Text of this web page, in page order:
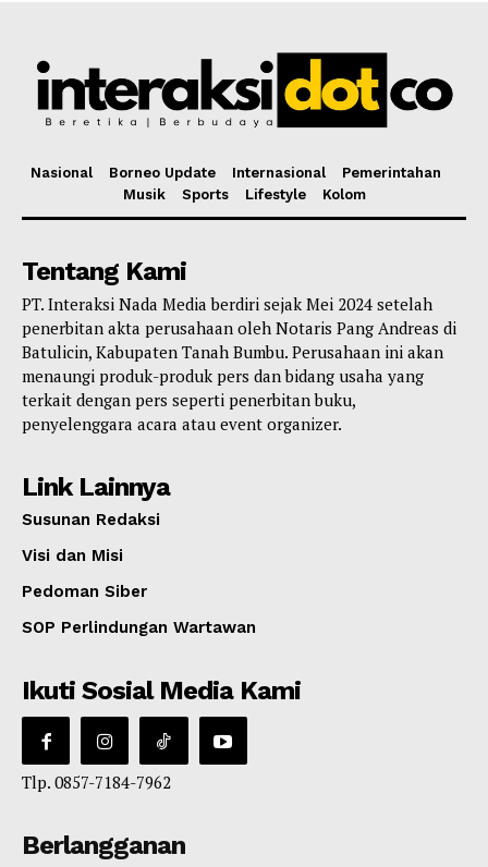
Nasional Borneo Update Internasional
Pemerintahan
Musik
Sports Lifestyle Kolom
Tentang Kami
PT. Interaksi Nada Media berdiri sejak Mei 2024 setelah
penerbitan akta perusahaan oleh Notaris Pang Andreas di
Batulicin, Kabupaten Tanah Bumbu. Perusahaan ini akan
menaungi produk-produk pers dan bidang usaha yang
terkait dengan pers seperti penerbitan buku,
penyelenggara acara atau event organizer.
Link Lainnya
Susunan Redaksi
Visi dan Misi
Pedoman Siber
SOP Perlindungan Wartawan
Ikuti Sosial Media Kami
Tlp. 0857-7184-7962
Berlangganan